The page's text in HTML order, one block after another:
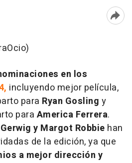
en los
incluyendo mejor película,
para Ryan Gosling y
para America Ferrera.
y Margot Robbie han
de la edición, ya que
a mejor dirección y